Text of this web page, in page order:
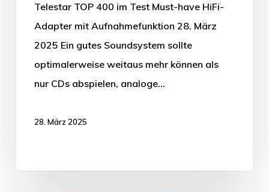
Telestar TOP 400 im Test Must-have HiFi-
Adapter mit Aufnahmefunktion 28. März
2025 Ein gutes Soundsystem sollte
optimalerweise weitaus mehr können als
nur CDs abspielen, analoge…
28. März 2025